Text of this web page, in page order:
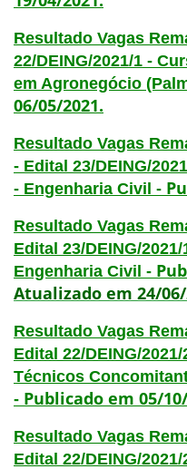
Resultado Vagas
22/DEING/2021/1 -
em Agronegócio
06/05/2021.
Resultado Vagas
- Edital 23/DEING/
- Engenharia Civil -
Resultado Vagas
Edital 23/DEING/
Engenharia Civil -
Atualizado em 24/06/
Resultado Vagas
Edital 22/DEING/
Técnicos
- Publicado em 05/
Resultado Vagas
Edital 22/DEING/